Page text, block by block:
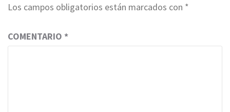
Los campos obligatorios están marcados con *
COMENTARIO *